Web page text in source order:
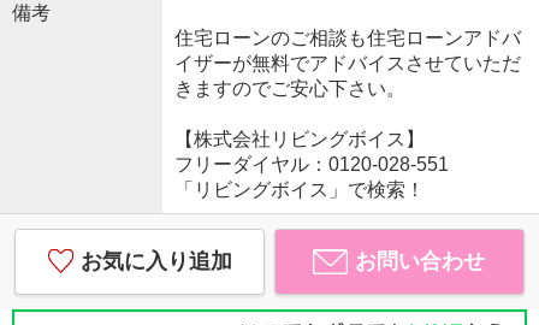
備考
住宅ローンのご相談も住宅ローンアドバ
イザーが無料でアドバイスさせていただ
きますのでご安心下さい。
【株式会社リビングボイス】
フリーダイヤル：0120-028-551
「リビングボイス」で検索！
お気に入り追加 お問い合わせ